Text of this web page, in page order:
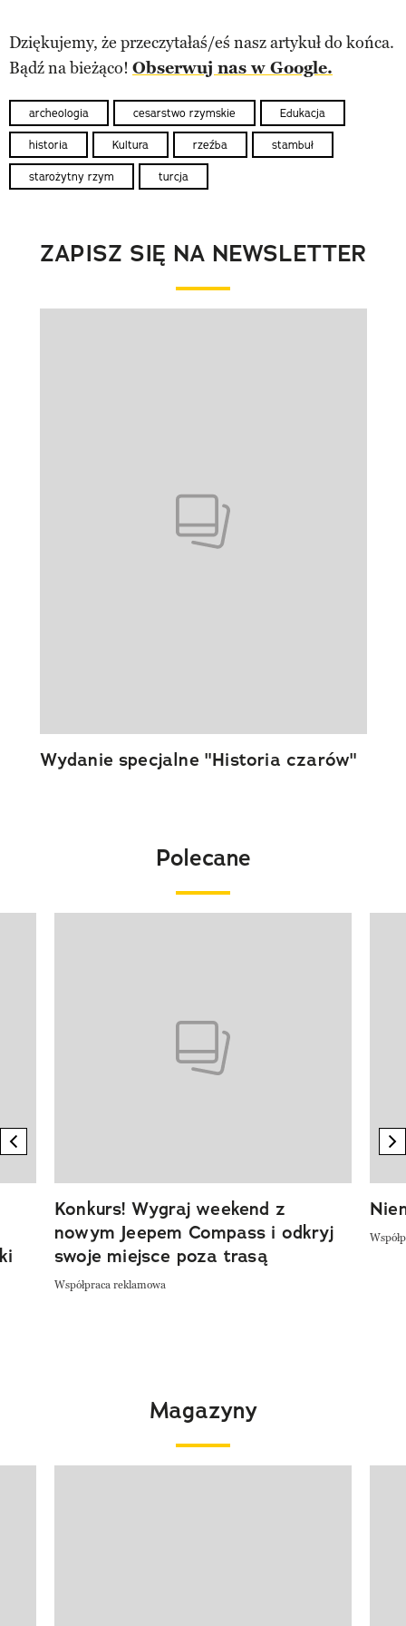
Dziękujemy, że przeczytałaś/eś nasz artykuł do końca.
Bądź na bieżąco! Obserwuj nas w Google.
archeologia cesarstwo rzymskie Edukacja
historia Kultura rzeźba stambuł
starożytny rzym turcja
ZAPISZ SIĘ NA NEWSLETTER
Wydanie specjalne "Historia czarów"
Polecane
previous element
Konkurs! Wygraj weekend z
nowym Jeepem Compass i odkryj
swoje miejsce poza trasą
Współpraca reklamowa
Magazyny